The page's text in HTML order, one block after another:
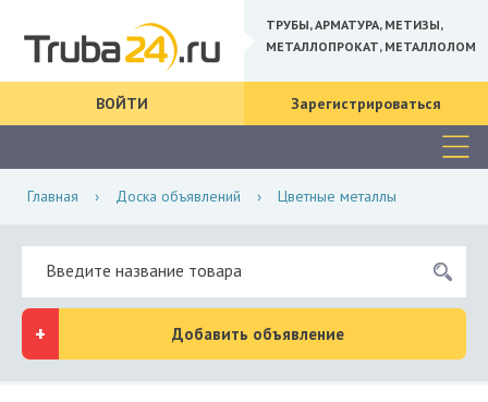
ТРУБЫ, АРМАТУРА, МЕТИЗЫ,
МЕТАЛЛОПРОКАТ, МЕТАЛЛОЛОМ
ВОЙТИ Зарегистрироваться
Главная › Доска объявлений › Цветные металлы
Добавить объявление